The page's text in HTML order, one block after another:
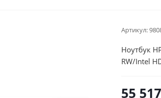
Артикул:
Ноутбук
RW/Intel
55 517